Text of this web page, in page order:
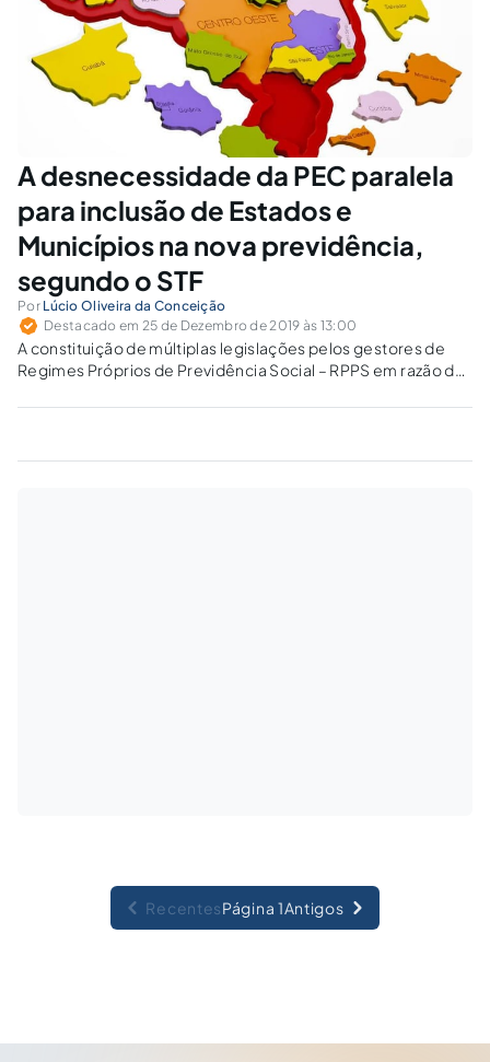
A desnecessidade da PEC paralela
para inclusão de Estados e
Municípios na nova previdência,
segundo o STF
Por Lúcio Oliveira da Conceição
Destacado em 25 de Dezembro de 2019 às 13:00
A constituição de múltiplas legislações pelos gestores de
Regimes Próprios de Previdência Social – RPPS em razão da
PEC 133/2019 se contrapõe à racionalidade desejada à
RecentesPágina 1Antigos